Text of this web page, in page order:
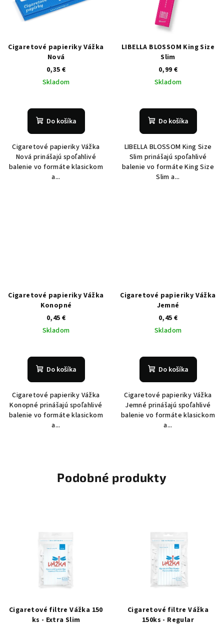
Cigaretové papieriky Vážka
Nová
0,35 €
Skladom
Do košíka
Cigaretové papieriky Vážka
Nová prinášajú spoľahlivé
balenie vo formáte klasickom
a...
LIBELLA BLOSSOM King Size
Slim
0,99 €
Skladom
Do košíka
LIBELLA BLOSSOM King Size
Slim prinášajú spoľahlivé
balenie vo formáte King Size
Slim a...
Cigaretové papieriky Vážka
Konopné
0,45 €
Skladom
Do košíka
Cigaretové papieriky Vážka
Konopné prinášajú spoľahlivé
balenie vo formáte klasickom
a...
Cigaretové papieriky Vážka
Jemné
0,45 €
Skladom
Do košíka
Cigaretové papieriky Vážka
Jemné prinášajú spoľahlivé
balenie vo formáte klasickom
a...
Podobné produkty
Cigaretové filtre Vážka 150
ks - Extra Slim
Cigaretové filtre Vážka
150ks - Regular